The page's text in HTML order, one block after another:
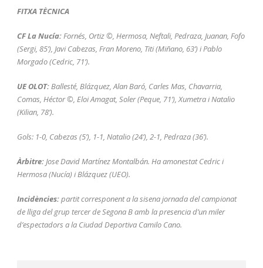
FITXA TÈCNICA
CF La Nucía:Fornés, Ortiz ©, Hermosa, Neftali, Pedraza, Juanan, Fofo
(Sergi, 85’), Javi Cabezas, Fran Moreno, Titi (Miñano, 63’) i Pablo
Morgado (Cedric, 71’).
UE OLOT:Ballesté, Blázquez, Alan Baró, Carles Mas, Chavarria,
Comas, Héctor ©, Eloi Amagat, Soler (Peque, 71’), Xumetra i Natalio
(Kilian, 78’).
Gols: 1-0, Cabezas (5’), 1-1, Natalio (24’), 2-1, Pedraza (36’).
Àrbitre:Jose David Martínez Montalbán. Ha amonestat Cedric i
Hermosa (Nucía) i Blázquez (UEO).
Incidències:partit corresponent a la sisena jornada del campionat
de lliga del grup tercer de Segona B amb la presencia d’un miler
d’espectadors a la Ciudad Deportiva Camilo Cano.